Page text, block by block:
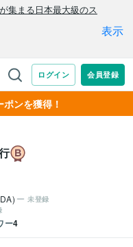
ンを獲得！
未登録
ー4